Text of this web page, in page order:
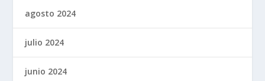
agosto 2024
julio 2024
junio 2024